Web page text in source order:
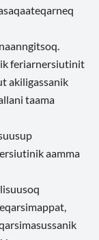
feriarnersiutinit
akiligassanik
taama
aamma